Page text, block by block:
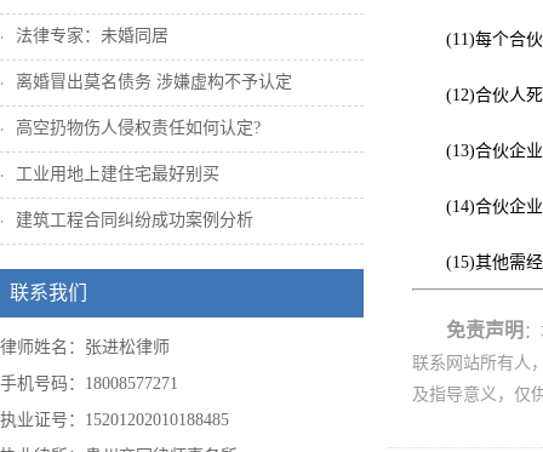
法律专家：未婚同居
离婚冒出莫名债务 涉嫌虚构不予认定
高空扔物伤人侵权责任如何认定?
工业用地上建住宅最好别买
建筑工程合同纠纷成功案例分析
联系我们
律师姓名：张进松律师
手机号码：18008577271
执业证号：15201202010188485
(11)每个合
(12)合伙人
(13)合伙企
(14)合伙企
(15)其他需
免责声明
联系网站所有人
及指导意义，仅